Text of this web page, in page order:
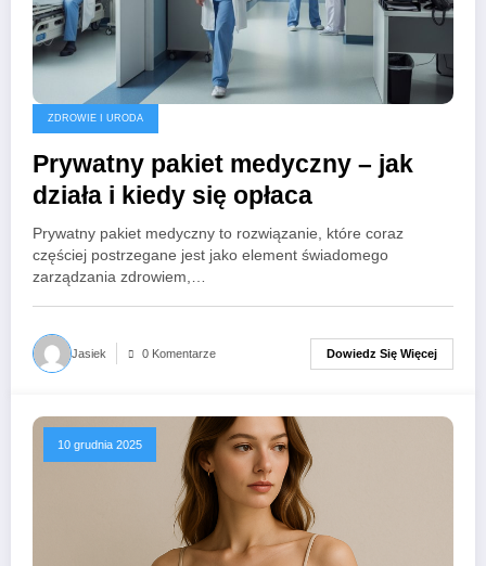
ZDROWIE I URODA
Prywatny pakiet medyczny – jak
działa i kiedy się opłaca
Prywatny pakiet medyczny to rozwiązanie, które coraz
częściej postrzegane jest jako element świadomego
zarządzania zdrowiem,…
Jasiek 0 Komentarze Dowiedz Się Więcej
10 grudnia 2025